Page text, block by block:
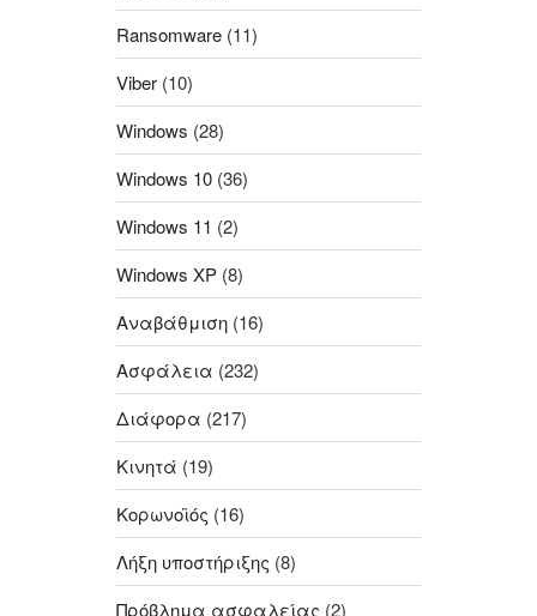
Ransomware (11)
Viber (10)
Windows (28)
Windows 10 (36)
Windows 11 (2)
Windows XP (8)
Αναβάθμιση (16)
Ασφάλεια (232)
Διάφορα (217)
Κινητά (19)
Κορωνοϊός (16)
Λήξη υποστήριξης (8)
Πρόβλημα ασφαλείας (2)